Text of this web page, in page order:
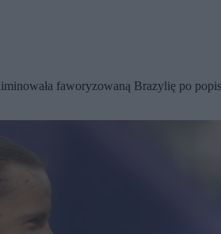
faworyzowaną Brazylię po